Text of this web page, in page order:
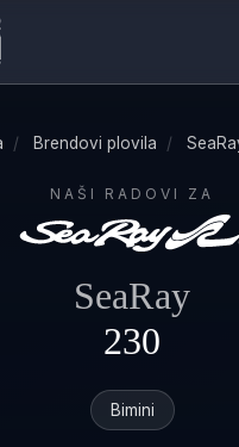
/ Brendovi plovila /
NAŠI RADOVI ZA
SeaRay
230
Bimini